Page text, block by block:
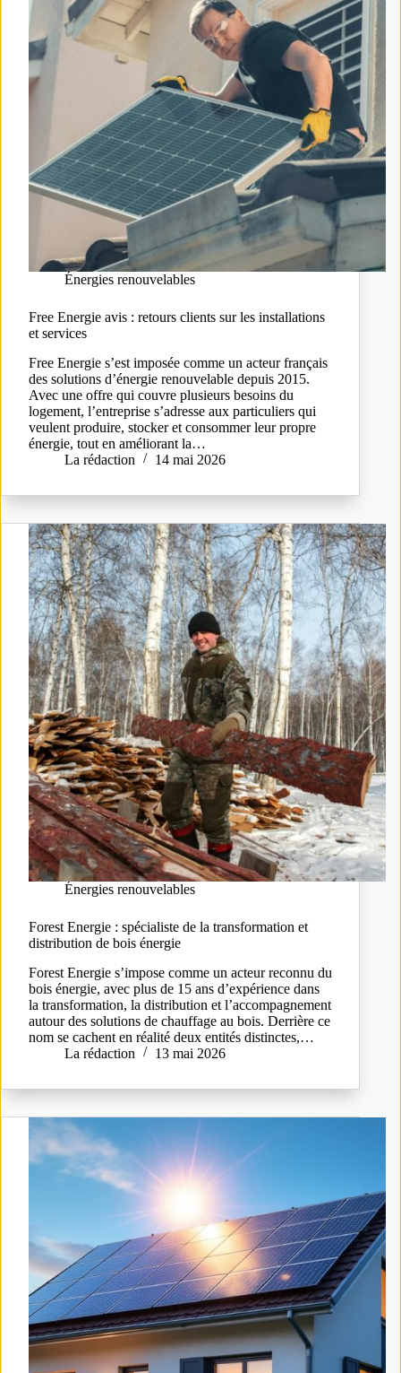
Énergies renouvelables
Free Energie avis : retours clients sur les installations
et services
Free Energie s’est imposée comme un acteur français
des solutions d’énergie renouvelable depuis 2015.
Avec une offre qui couvre plusieurs besoins du
logement, l’entreprise s’adresse aux particuliers qui
veulent produire, stocker et consommer leur propre
énergie, tout en améliorant la…
La rédaction
14 mai 2026
Énergies renouvelables
Forest Energie : spécialiste de la transformation et
distribution de bois énergie
Forest Energie s’impose comme un acteur reconnu du
bois énergie, avec plus de 15 ans d’expérience dans
la transformation, la distribution et l’accompagnement
autour des solutions de chauffage au bois. Derrière ce
nom se cachent en réalité deux entités distinctes,…
La rédaction
13 mai 2026